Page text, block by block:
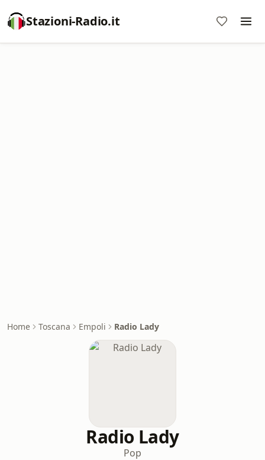
Stazioni-Radio.it
Home Toscana Empoli Radio Lady
Radio Lady
Pop